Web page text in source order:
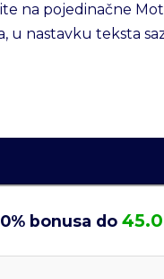
na pojedinačne
nastavku teksta
bonusa do